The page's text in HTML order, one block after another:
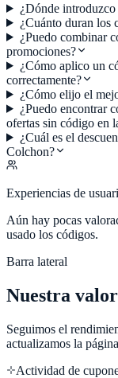
¿Dónde
¿Cuánto duran los
¿Puedo combinar
promociones?
¿Cómo aplico un
correctamente?
¿Cómo elijo el
¿Puedo encontrar
ofertas sin código en
¿Cuál es el
Colchon?
Experiencias de
Aún hay pocas
usado los códigos.
Barra lateral
Nuestra
Seguimos el
actualizamos la
Actividad de